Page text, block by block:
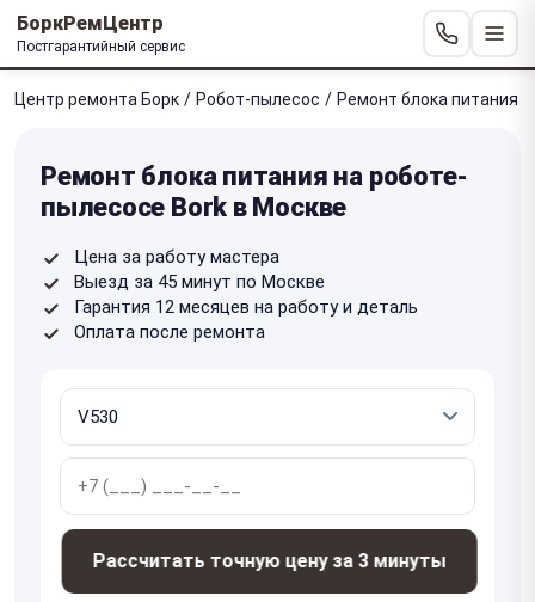
БоркРемЦентр
Постгарантийный сервис
Центр ремонта Борк / Робот-пылесос / Ремонт блока питания
Ремонт блока питания на роботе-
пылесосе Bork в Москве
Цена за работу мастера
Выезд за 45 минут по Москве
Гарантия 12 месяцев на работу и деталь
Оплата после ремонта
Рассчитать точную цену за 3 минуты